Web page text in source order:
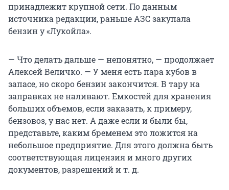
принадлежит крупной сети. По данным
источника редакции, раньше АЗС закупала
бензин у «Лукойла».
— Что делать дальше — непонятно, — продолжает
Алексей Величко. — У меня есть пара кубов в
запасе, но скоро бензин закончится. В тару на
заправках не наливают. Емкостей для хранения
больших объемов, если заказать, к примеру,
бензовоз, у нас нет. А даже если и были бы,
представьте, каким бременем это ложится на
небольшое предприятие. Для этого должна быть
соответствующая лицензия и много других
документов, разрешений и т. д.